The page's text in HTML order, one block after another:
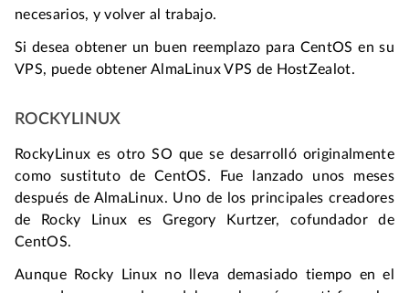
necesarios, y volver al trabajo.
Si desea obtener un buen reemplazo para CentOS en su
VPS, puede obtener AlmaLinux VPS de HostZealot.
ROCKYLINUX
RockyLinux es otro SO que se desarrolló originalmente
como sustituto de CentOS. Fue lanzado unos meses
después de AlmaLinux. Uno de los principales creadores
de Rocky Linux es Gregory Kurtzer, cofundador de
CentOS.
Aunque Rocky Linux no lleva demasiado tiempo en el